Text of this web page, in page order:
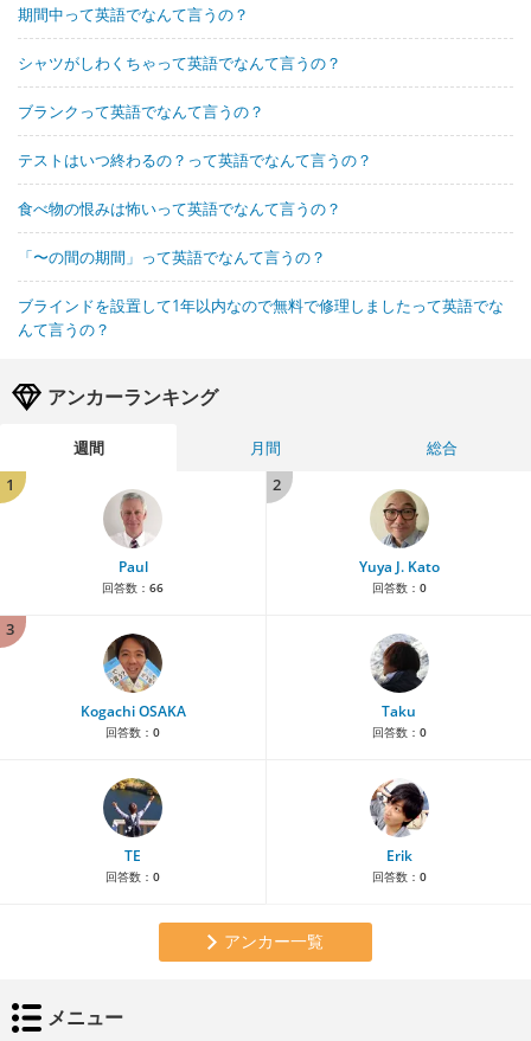
期間中って英語でなんて言うの？
シャツがしわくちゃって英語でなんて言うの？
ブランクって英語でなんて言うの？
テストはいつ終わるの？って英語でなんて言うの？
食べ物の恨みは怖いって英語でなんて言うの？
「〜の間の期間」って英語でなんて言うの？
ブラインドを設置して1年以内なので無料で修理しましたって英語でな
んて言うの？
アンカーランキング
週間 月間
総合
1
Paul
回答数： 66
2
Yuya J. Kato
回答数： 0
3
Kogachi OSAKA
回答数： 0
Taku
回答数： 0
TE
回答数： 0
Erik
回答数： 0
アンカー一覧
メニュー